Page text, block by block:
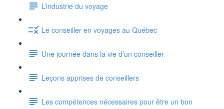
L’industrie du voyage
Le conseiller en voyages au Québec
Une journée dans la vie d’un conseiller
Leçons apprises de conseillers
Les compétences nécessaires pour être un bon